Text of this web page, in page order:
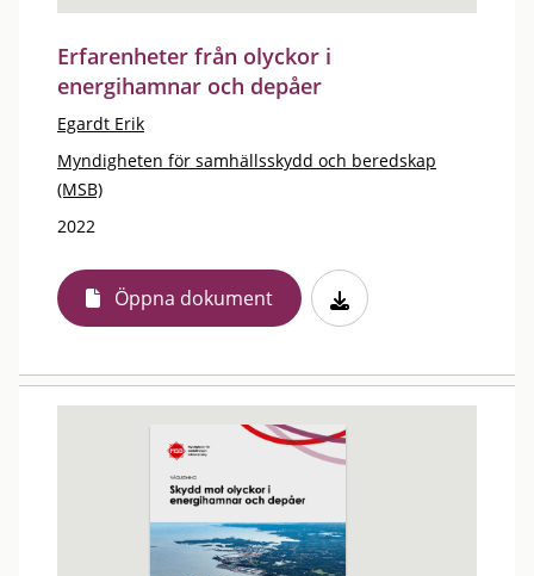
Erfarenheter från olyckor i
energihamnar och depåer
Egardt Erik
Myndigheten för samhällsskydd och beredskap
(MSB)
2022
Öppna dokument